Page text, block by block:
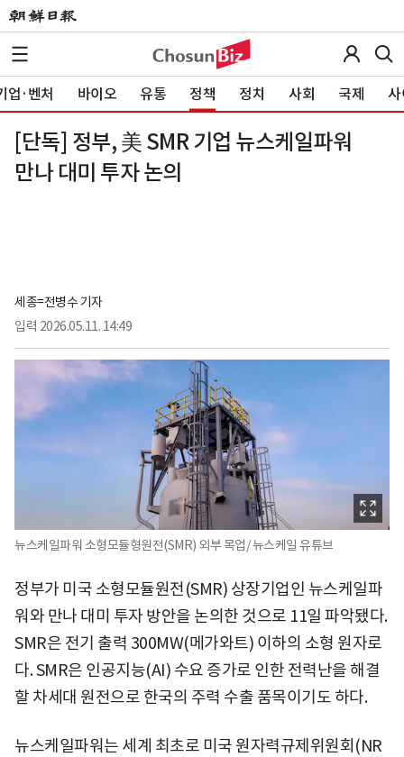
업·벤처 바이오 유통 정책 정치 사회 국제 사
[단독] 정부, 美 SMR 기업 뉴스케일파워
만나 대미 투자 논의
세종=전병수 기자
입력 2026.05.11. 14:49
뉴스케일파워 소형모듈형원전(SMR) 외부 목업/ 뉴스케일 유튜브
정부가 미국 소형모듈원전(SMR) 상장기업인 뉴스케일파
워와 만나 대미 투자 방안을 논의한 것으로 11일 파악됐다.
SMR은 전기 출력 300MW(메가와트) 이하의 소형 원자로
다. SMR은 인공지능(AI) 수요 증가로 인한 전력난을 해결
할 차세대 원전으로 한국의 주력 수출 품목이기도 하다.
뉴스케일파워는 세계 최초로 미국 원자력규제위원회(NR